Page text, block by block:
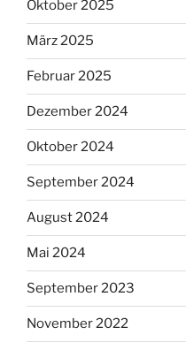
Oktober 2025
März 2025
Februar 2025
Dezember 2024
Oktober 2024
September 2024
August 2024
Mai 2024
September 2023
November 2022